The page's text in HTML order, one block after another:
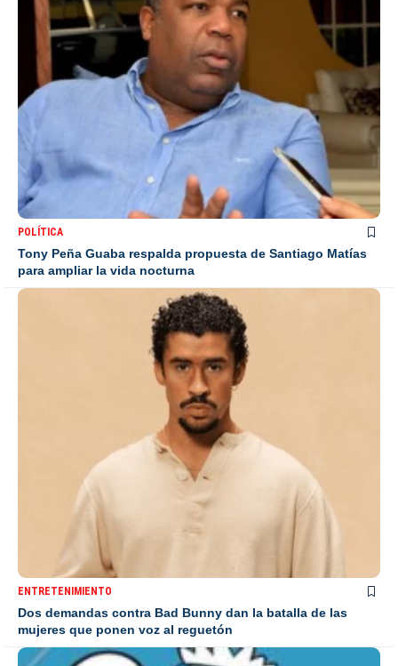
POLÍTICA
Tony Peña Guaba respalda propuesta de Santiago Matías
para ampliar la vida nocturna
ENTRETENIMIENTO
Dos demandas contra Bad Bunny dan la batalla de las
mujeres que ponen voz al reguetón